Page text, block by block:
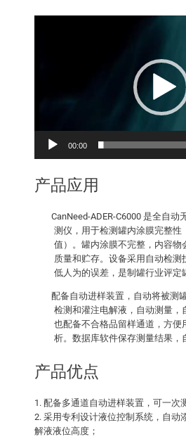
00:00
产品应用
CanNeed-ADER-C6000 是全自动
测仪，用于检测罐内涂膜完整性
值）。罐内涂膜不完整，内容物
质量和贮存。设备采用自动检测
低人为的误差，是制罐行业评定
配备自动进样装置，自动将被测
检测和灌注电解液，自动测量，
也配备不合格品留样通道，方便
析。数据库软件保存测量结果，
产品优点
1. 配备多通道自动进样装置，可一次
2. 采用专利设计液位控制系统，自动
解液液位高度；